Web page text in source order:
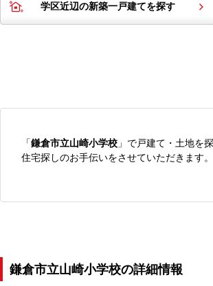
学区近辺の新築一戸建てを探す
「鎌倉市立山崎小学校 」で戸建て・土地を
住宅探しのお手伝いをさせていただきます
鎌倉市立山崎小学校の詳細情報